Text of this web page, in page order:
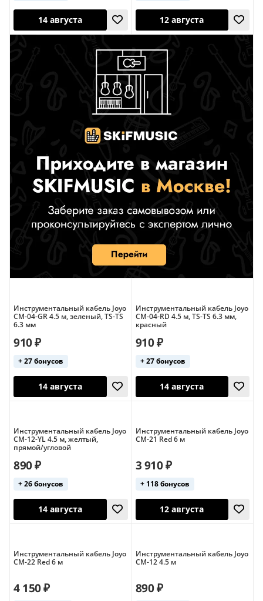
Инструментальный кабель Joyo
CM-04-GR 4.5 м, зеленый, TS-TS
6.3 мм
910 ₽
+ 27 бонусов
14 августа
Инструментальный кабель Joyo
CM-04-RD 4.5 м, TS-TS 6.3 мм,
красный
910 ₽
+ 27 бонусов
14 августа
Инструментальный кабель Joyo
CM-12-YL 4.5 м, желтый,
прямой/угловой
890 ₽
+ 26 бонусов
Инструментальный кабель Joyo
CM-21 Red 6 м
3 910 ₽
+ 118 бонусов
Инструментальный кабель Joyo
CM-22 Red 6 м
4 150 ₽
Инструментальный кабель Joyo
CM-12 4.5 м
890 ₽